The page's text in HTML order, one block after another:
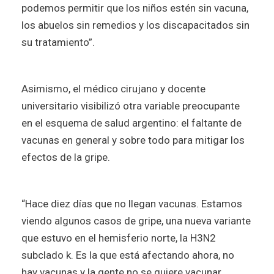
podemos permitir que los niños estén sin vacuna,
los abuelos sin remedios y los discapacitados sin
su tratamiento”.
Asimismo, el médico cirujano y docente
universitario visibilizó otra variable preocupante
en el esquema de salud argentino: el faltante de
vacunas en general y sobre todo para mitigar los
efectos de la gripe.
“Hace diez días que no llegan vacunas. Estamos
viendo algunos casos de gripe, una nueva variante
que estuvo en el hemisferio norte, la H3N2
subclado k. Es la que está afectando ahora, no